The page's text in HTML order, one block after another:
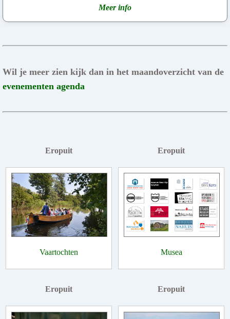
Meer info
Wil je meer zien kijk dan in het maandoverzicht van de
evenementen agenda
Eropuit
Vaartochten
Eropuit
Musea
Eropuit Eropuit